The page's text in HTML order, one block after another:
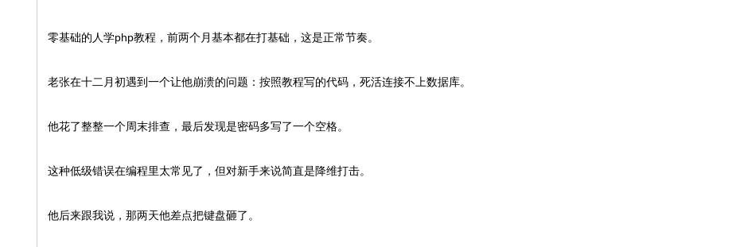
零基础的人学php教程，前两个月基本都在打基础，这是正常节奏。
老张在十二月初遇到一个让他崩溃的问题：按照教程写的代码，死活连接不上数据库。
他花了整整一个周末排查，最后发现是密码多写了一个空格。
这种低级错误在编程里太常见了，但对新手来说简直是降维打击。
他后来跟我说，那两天他差点把键盘砸了。